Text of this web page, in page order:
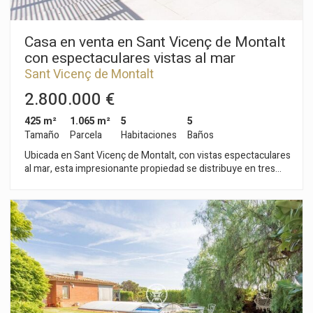
Casa en venta en Sant Vicenç de Montalt
con espectaculares vistas al mar
Sant Vicenç de Montalt
2.800.000 €
425 m²
Tamaño
1.065 m²
Parcela
5
Habitaciones
5
Baños
Ubicada en Sant Vicenç de Montalt, con vistas espectaculares
al mar, esta impresionante propiedad se distribuye en tres
con excelentes conexiones tanto con Barcelona como con la
Costa Brava. En la planta principal se encuentra un amplio
salón-comedor con acceso directo al porche y a la piscina
salina, donde se pueden disfrutar de vistas panorámicas al
mar. La cocina es de gran tamaño y se completa con un aseo
de cortesía. También se encuentra una habitación doble en
suite con baño completo. En la zona de noche, se ubica la
suite principal, que incluye un baño completo y acceso a una